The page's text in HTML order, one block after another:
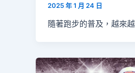
2025 年 1 月 24 日
隨著跑步的普及，越來